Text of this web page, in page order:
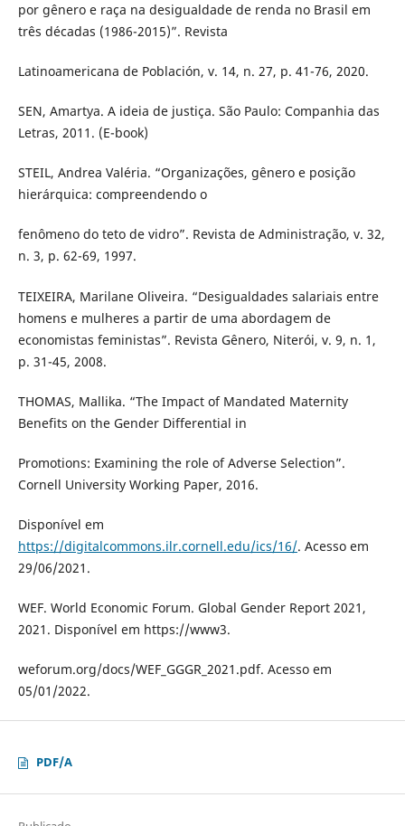
por gênero e raça na desigualdade de renda no Brasil em
três décadas (1986-2015)”. Revista
Latinoamericana de Población, v. 14, n. 27, p. 41-76, 2020.
SEN, Amartya. A ideia de justiça. São Paulo: Companhia das
Letras, 2011. (E-book)
STEIL, Andrea Valéria. “Organizações, gênero e posição
hierárquica: compreendendo o
fenômeno do teto de vidro”. Revista de Administração, v. 32,
n. 3, p. 62-69, 1997.
TEIXEIRA, Marilane Oliveira. “Desigualdades salariais entre
homens e mulheres a partir de uma abordagem de
economistas feministas”. Revista Gênero, Niterói, v. 9, n. 1,
p. 31-45, 2008.
THOMAS, Mallika. “The Impact of Mandated Maternity
Benefits on the Gender Differential in
Promotions: Examining the role of Adverse Selection”.
Cornell University Working Paper, 2016.
Disponível em
https://digitalcommons.ilr.cornell.edu/ics/16/. Acesso em
29/06/2021.
WEF. World Economic Forum. Global Gender Report 2021,
2021. Disponível em https://www3.
weforum.org/docs/WEF_GGGR_2021.pdf. Acesso em
05/01/2022.
PDF/A